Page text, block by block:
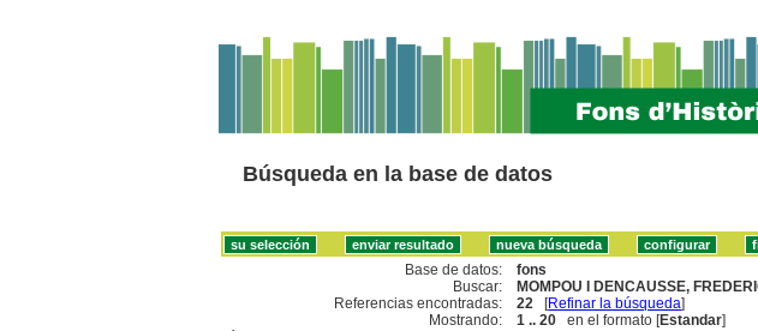
Búsqueda en la base de datos
Base de datos:
fons
Buscar:
MOMPOU I DENCAUSSE,
Referencias encontradas:
22 [Refinar la búsqueda]
Mostrando:
1 .. 20 en el formato [Estandar]